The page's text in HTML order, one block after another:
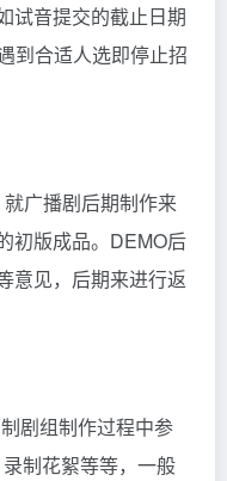
试音提交的截止日期
到合适人选即停止招
广播剧后期制作来
初版成品。DEMO后
意见，后期来进行返
剧组制作过程中参
制花絮等等，一般